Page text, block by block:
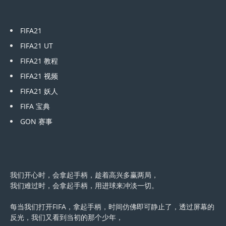
FIFA21
FIFA21 UT
FIFA21 教程
FIFA21 视频
FIFA21 妖人
FIFA 宝典
GON 赛事
我们开心时，会拿起手柄，趁着高兴多赢两局，
我们难过时，会拿起手柄，用进球来冲淡一切。
每当我们打开FIFA，拿起手柄，时间仿佛即可静止了，透过屏幕的
反光，我们又看到当初的那个少年，